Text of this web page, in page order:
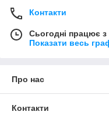
Контакти
Сьогодні працює
Показати весь
Про нас
Контакти